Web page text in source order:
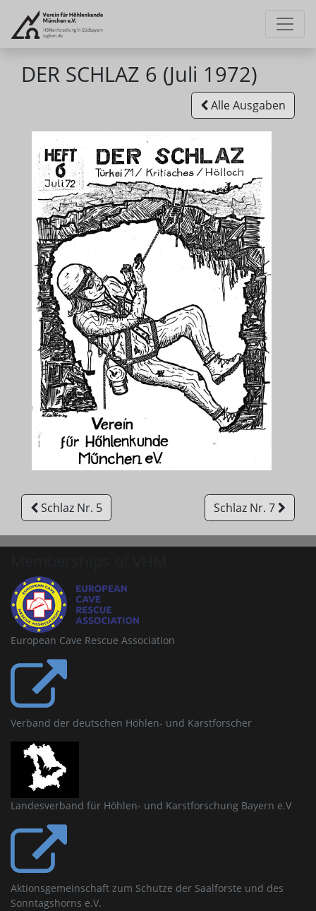
DER SCHLAZ 6 (Juli 1972)
Alle Ausgaben
Schlaz Nr. 5 Schlaz Nr. 7
European Cave Rescue Association
Verband der deutschen Höhlen- und Karstforscher
Landesverband für Höhlen- und Karstforschung Bayern e.V
Aktionsgemeinschaft zum Schutze der Saalforste und des
Sonntagshorns e.V.